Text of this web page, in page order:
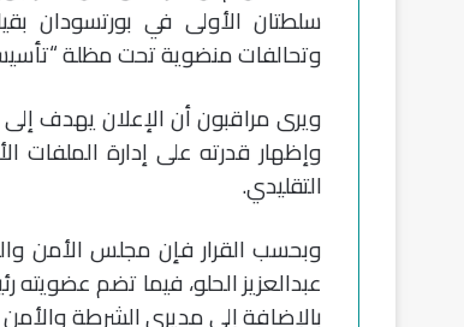
سلطتان الأولى في بورتسودان
وتحالفات منضوية تحت مظلة
ويرى مراقبون أن الإعلان يهدف
وإظهار قدرته على إدارة الملفات
التقليدي.
وبحسب القرار فإن مجلس الأمن
عبدالعزيز الحلو، فيما تضم عضويته
بالإضافة إلى مديري الشرطة والأمن